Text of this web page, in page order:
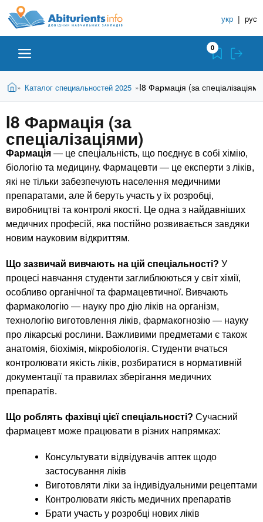
A
b
i
t
u
r
i
e
n
t
s
.
i
n
п
р
в
о
н
и
к
У
ч
е
б
н
х
з
а
в
е
д
е
н
й
укр | рус
Абитуриенту
Вузы
Колледжи
Курсы
Частные школы
MBA
Онлайн курсы
За рубежом
0
В
д
е
с
ь
Главная
» Каталог специальностей 2025 »I8 Фармація (за
I8 Фармація (за
спеціалізаціями)
Фармація — це спеціальність, що поєднує в собі хімію,
біологію та медицину. Фармацевти — це експерти з ліків,
які не тільки забезпечують населення медичними
препаратами, але й беруть участь у їх розробці,
виробництві та контролі якості. Це одна з найдавніших
медичних професій, яка постійно розвивається завдяки
новим науковим відкриттям.
Що зазвичай вивчають на цій спеціальності? У
процесі навчання студенти заглиблюються у світ хімії,
особливо органічної та фармацевтичної. Вивчають
фармакологію — науку про дію ліків на організм,
технологію виготовлення ліків, фармакогнозію — науку
про лікарські рослини. Важливими предметами є також
анатомія, біохімія, мікробіологія. Студенти вчаться
контролювати якість ліків, розбиратися в нормативній
документації та правилах зберігання медичних
препаратів.
Що роблять фахівці цієї спеціальності? Сучасний
фармацевт може працювати в різних напрямках:
Консультувати відвідувачів аптек щодо
застосування ліків
Виготовляти ліки за індивідуальними рецептами
Контролювати якість медичних препаратів
Брати участь у розробці нових ліків